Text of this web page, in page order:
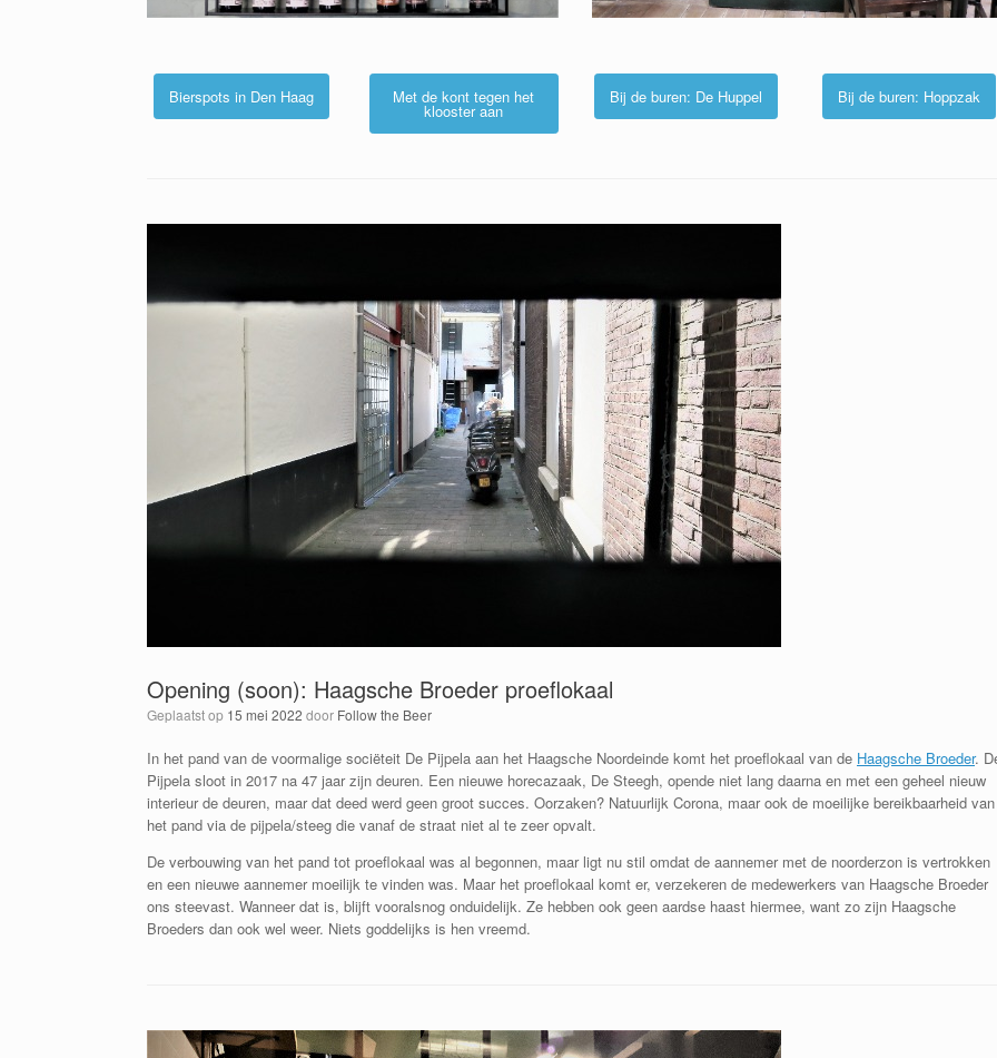
Bierspots in Den Haag Met de kont tegen het
klooster aan
Bij de buren: De Huppel Bij de buren: Hoppzak
Opening (soon): Haagsche Broeder proeflokaal
Geplaatst op 15 mei 2022 door Follow the Beer
In het pand van de voormalige sociëteit De Pijpela aan het Haagsche Noordeinde komt het proeflokaal van de Haagsche Broeder.
Pijpela sloot in 2017 na 47 jaar zijn deuren. Een nieuwe horecazaak, De Steegh, opende niet lang daarna en met een geheel nieuw
interieur de deuren, maar dat deed werd geen groot succes. Oorzaken? Natuurlijk Corona, maar ook de moeilijke bereikbaarheid van
het pand via de pijpela/steeg die vanaf de straat niet al te zeer opvalt.
De verbouwing van het pand tot proeflokaal was al begonnen, maar ligt nu stil omdat de aannemer met de noorderzon is vertrokken
en een nieuwe aannemer moeilijk te vinden was. Maar het proeflokaal komt er, verzekeren de medewerkers van Haagsche Broeder
ons steevast. Wanneer dat is, blijft vooralsnog onduidelijk. Ze hebben ook geen aardse haast hiermee, want zo zijn Haagsche
Broeders dan ook wel weer. Niets goddelijks is hen vreemd.